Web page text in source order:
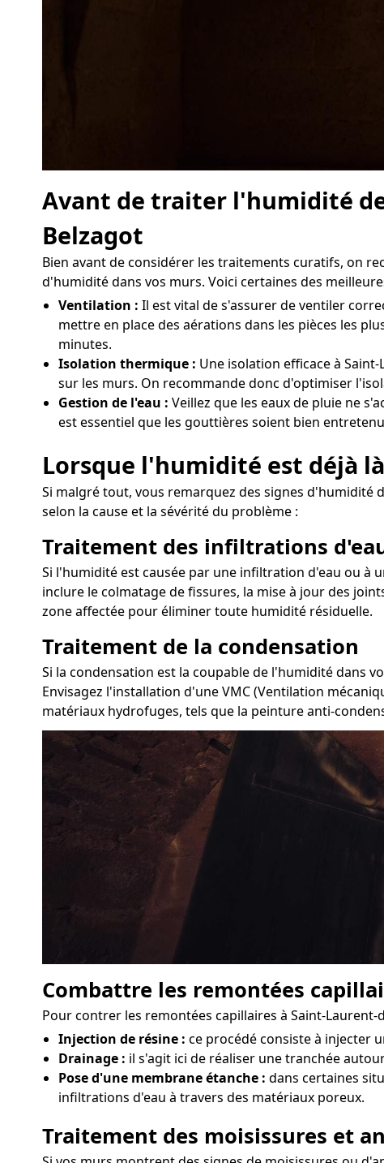
Avant de traiter l'humidité
Belzagot
Bien avant de considérer les traitements curatifs, on
d'humidité dans vos murs. Voici certaines des
Ventilation : Il est vital de s'assurer de ventiler
mettre en place des aérations dans les pièces les
minutes.
Isolation thermique : Une isolation efficace à
sur les murs. On recommande donc d'optimiser
Gestion de l'eau : Veillez que les eaux de pluie ne
est essentiel que les gouttières soient bien
Lorsque l'humidité est déjà
Si malgré tout, vous remarquez des signes d'humidité
selon la cause et la sévérité du problème :
Traitement des infiltrations
Si l'humidité est causée par une infiltration d'eau ou à
inclure le colmatage de fissures, la mise à jour des
zone affectée pour éliminer toute humidité résiduelle.
Traitement de la condensation
Si la condensation est la coupable de l'humidité dans
Envisagez l'installation d'une VMC (Ventilation
matériaux hydrofuges, tels que la peinture anti-
Combattre les remontées
Pour contrer les remontées capillaires à Saint-
Injection de résine : ce procédé consiste à injecter
Drainage : il s'agit ici de réaliser une tranchée
Pose d'une membrane étanche : dans certaines
infiltrations d'eau à travers des matériaux poreux.
Traitement des moisissures et